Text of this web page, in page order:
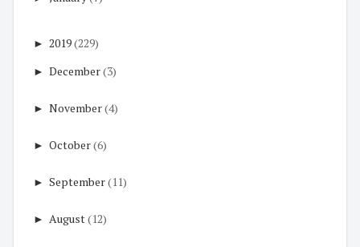
► 2019(229)
► December(3)
► November(4)
► October(6)
► September(11)
► August(12)